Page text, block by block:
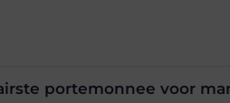
portemonnee voor